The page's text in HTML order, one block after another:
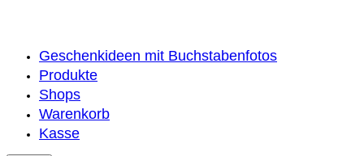
Geschenkideen mit Buchstabenfotos
Produkte
Shops
Warenkorb
Kasse